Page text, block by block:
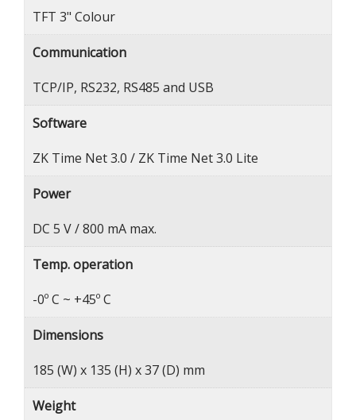
TFT 3" Colour
Communication
TCP/IP, RS232, RS485 and USB
Software
ZK Time Net 3.0 / ZK Time Net 3.0 Lite
Power
DC 5 V / 800 mA max.
Temp. operation
-0º C ~ +45º C
Dimensions
185 (W) x 135 (H) x 37 (D) mm
Weight